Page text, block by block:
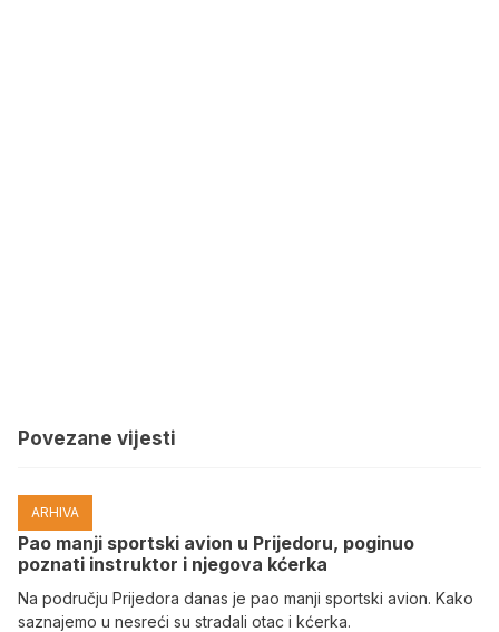
Povezane vijesti
ARHIVA
Pao manji sportski avion u Prijedoru, poginuo
poznati instruktor i njegova kćerka
Na području Prijedora danas je pao manji sportski avion. Kako
saznajemo u nesreći su stradali otac i kćerka.